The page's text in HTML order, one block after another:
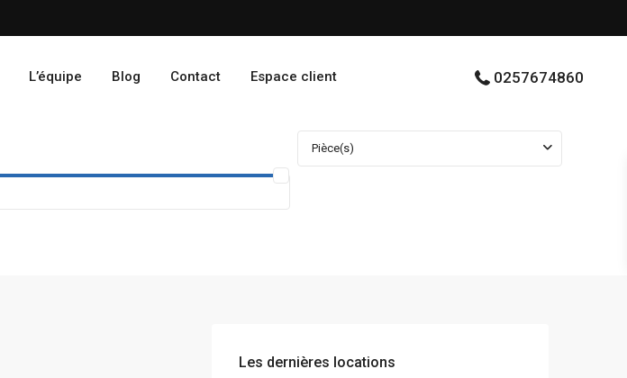
L’équipe Blog Contact Espace client 0257674860
Pièce(s)
Les dernières locations